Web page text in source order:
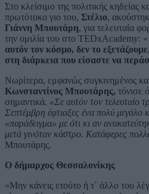
Στο κλείσιμο της πολιτικής κηδείας
πρωτότοκο γιο του, Στέλιο,
Γιάννη Μπουτάρη, για τελευταία
την ομιλία του στο TEDxAcademy: «
αυτόν τον κόσμο, δεν το
στη διάρκεια που είσαστε να
Νωρίτερα, εμφανώς συγκινημένος
Κωνσταντίνος Μπουτάρης, τόνισε
σημαντικά. «Σε αυτόν τον τελευταίο
Σεπτέμβρη έφτιαξες ένα πολύ
«παράδειγμα» με ότι κι αν
μετά γινόταν κάστρο. Κατάφερες
Μπουτάρης.
Ο δήμαρχος Θεσσαλονίκης
«Μην κάνεις ετούτο ή τ΄ άλλο του